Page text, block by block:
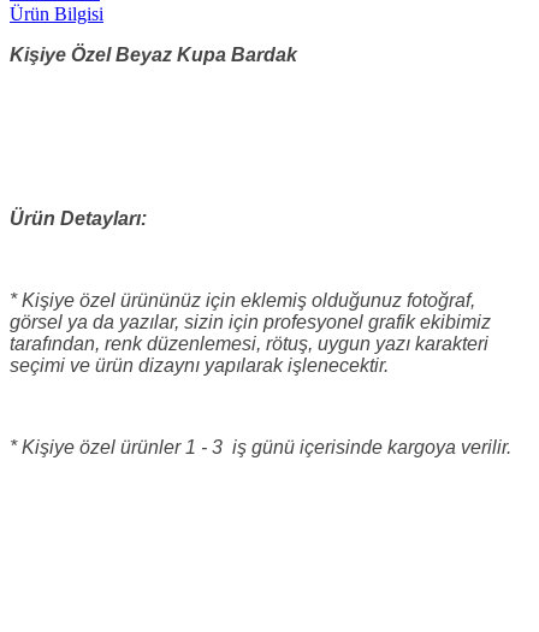
Ürün Bilgisi
Kişiye Özel Beyaz Kupa Bardak
Ürün Detayları:
* Kişiye özel ürününüz için eklemiş olduğunuz fotoğraf,
görsel ya da yazılar, sizin için profesyonel grafik ekibimiz
tarafından, renk düzenlemesi, rötuş, uygun yazı karakteri
seçimi ve ürün dizaynı yapılarak işlenecektir.
* Kişiye özel ürünler 1 - 3 iş günü içerisinde kargoya verilir.